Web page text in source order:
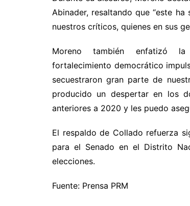
Abinader, resaltando que “este
nuestros críticos, quienes en sus
Moreno también enfatizó
fortalecimiento democrático
secuestraron gran parte de
producido un despertar en los
anteriores a 2020 y les puedo
El respaldo de Collado refuerza
para el Senado en el Distrito
elecciones.
Fuente: Prensa PRM